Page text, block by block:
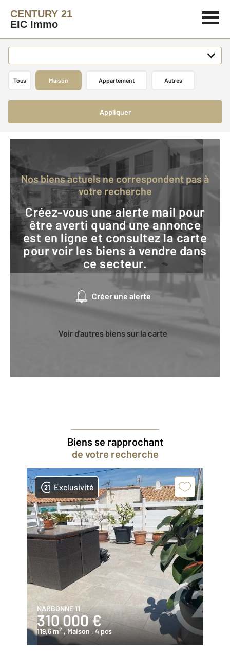
CENTURY 21
EIC Immo
Tous Maison Appartement Autres
Appliquer
Nos biens actuels ne correspondent pas à
votre recherche
Créez-vous une alerte mail pour
être averti quand une annonce
est en ligne et consultez la carte
pour voir les biens à vendre dans
ce secteur.
Créer une alerte
Voir d'autres biens sur la carte
Biens se rapprochant
de votre recherche
Exclusivité
NARBONNE 11
310 000 €
119,6 m2 , Maison , 4 pcs